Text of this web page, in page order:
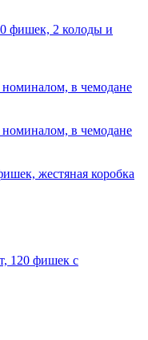
фишек, 2 колоды и
в чемодане
в чемодане
жестяная коробка
120 фишек с